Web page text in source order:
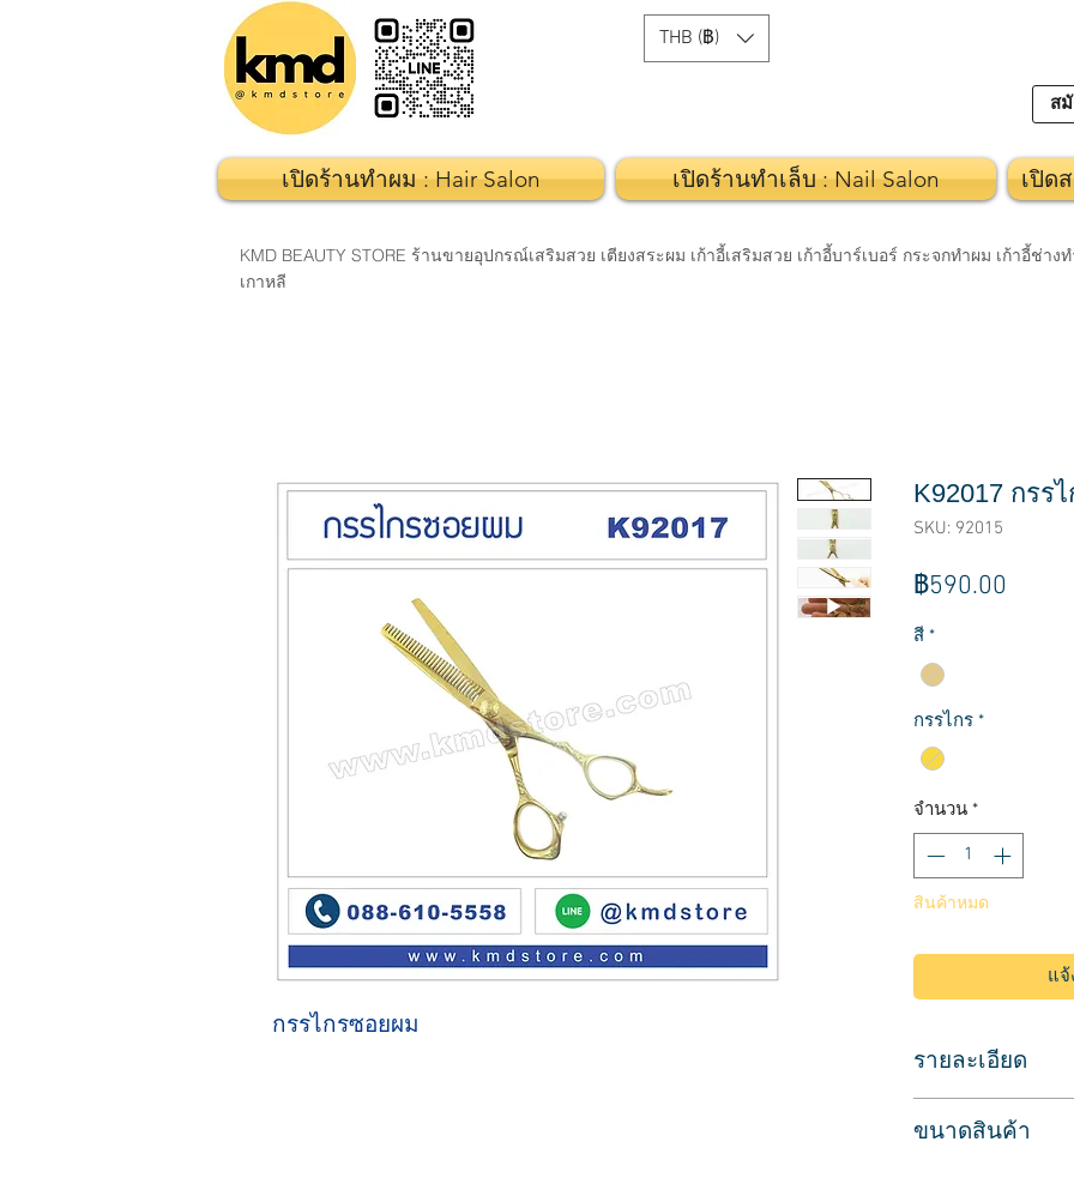
THB (฿)
ส
เปิดร้านทำผม : Hair Salon เปิดร้านทำเล็บ : Nail Salon เปิด
KMD BEAUTY STORE ร้านขายอุปกรณ์เสริมสวย เตียงสระผม เก้าอี้เสริมสวย เก้าอี้บาร์เบอร์ กระจกทำผม เก้าอี้ช่
เกาหลี
กรรไกรซอยผม
K92017 กรร
SKU: 92015
฿590.00
สี *
กรรไกร *
จำนวน *
สินค้าหมด
แจ้
รายละเอียด
สำหรับช่างผม ทำจ
ขนาดสินค้า